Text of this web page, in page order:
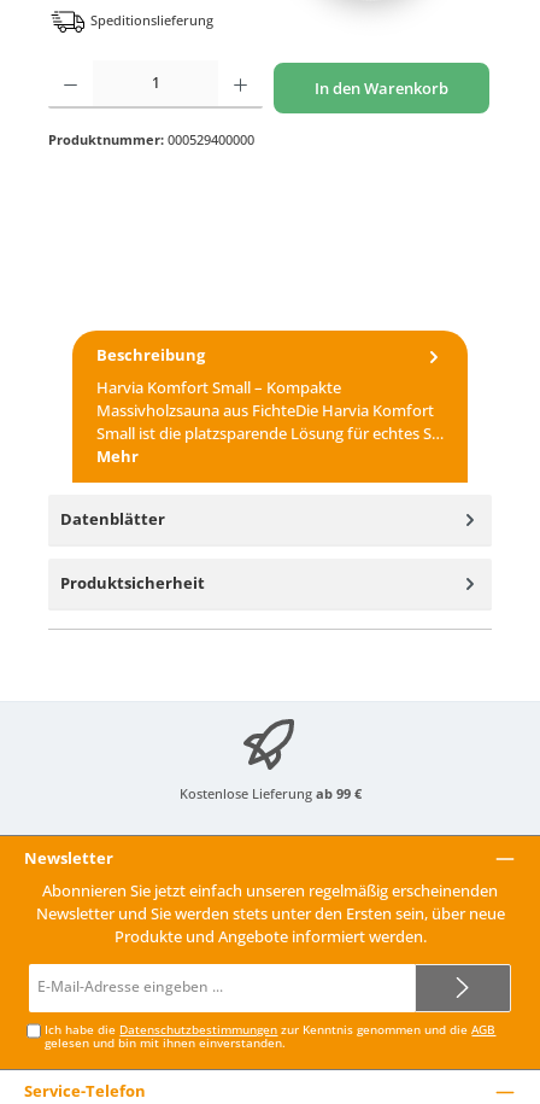
Speditionslieferung
Produkt Anzahl: Gib den gewünschten Wert ein oder benutze die Schaltflächen um
In den Warenkorb
Produktnummer: 000529400000
Beschreibung
Harvia Komfort Small – Kompakte
Massivholzsauna aus FichteDie Harvia Komfort
Small ist die platzsparende Lösung für echtes S…
Mehr
Datenblätter
Produktsicherheit
Kostenlose Lieferung ab 99 €
Newsletter
Abonnieren Sie jetzt einfach unseren regelmäßig erscheinenden
Newsletter und Sie werden stets unter den Ersten sein, über neue
Produkte und Angebote informiert werden.
Mail-
Ich habe die Datenschutzbestimmungen zur Kenntnis genommen und dieAGB
gelesen und bin mit ihnen einverstanden.
Service-Telefon